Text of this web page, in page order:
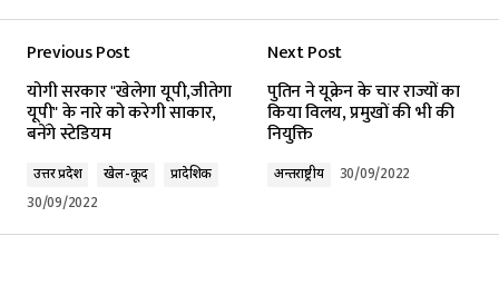
Previous Post
योगी सरकार "खेलेगा यूपी,जीतेगा
यूपी" के नारे को करेगी साकार,
बनेंगे स्टेडियम
उत्तर प्रदेश खेल-कूद
प्रादेशिक
30/09/2022
Next Post
पुतिन ने यूक्रेन के चार राज्यों का
किया विलय, प्रमुखों की भी की
नियुक्ति
अन्तर्राष्ट्रीय 30/09/2022